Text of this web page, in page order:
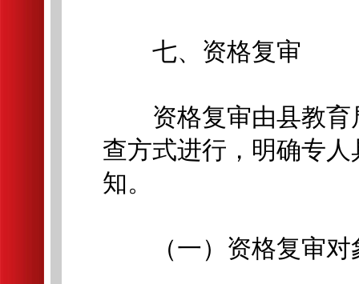
七、资格复审
资格复审由县教育
查方式进行，明确专
知。
（一）资格复审对